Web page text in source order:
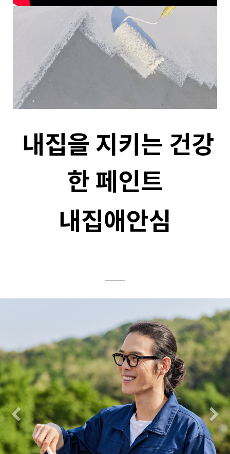
내집을 지키는 건강
한 페인트
내집애안심
Previous